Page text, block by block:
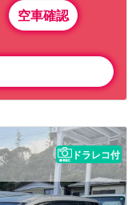
空車確認
ドラレコ付